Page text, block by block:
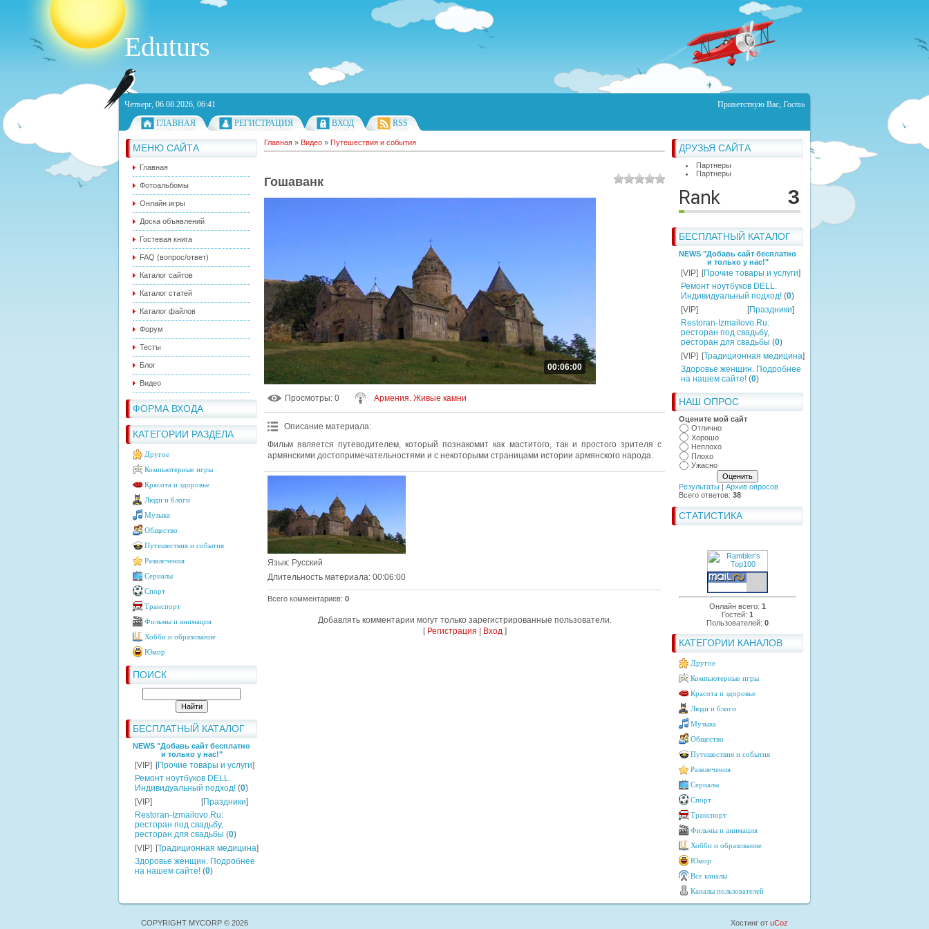
Eduturs
Четверг, 06.08.2026, 06:41 Приветствую Вас, Гость
ГЛАВНАЯ
РЕГИСТРАЦИЯ ВХОД RSS
МЕНЮ САЙТА
Главная
Фотоальбомы
Онлайн игры
Доска объявлений
Гостевая книга
FAQ (вопрос/ответ)
Каталог сайтов
Каталог статей
Каталог файлов
Форум
Тесты
Блог
Видео
ФОРМА ВХОДА
КАТЕГОРИИ РАЗДЕЛА
Другое
Компьютерные игры
Красота и здоровье
Люди и блоги
Музыка
Общество
Путешествия и события
Развлечения
Сериалы
Спорт
Транспорт
Фильмы и анимация
Хобби и образование
Юмор
ПОИСК
БЕСПЛАТНЫЙ КАТАЛОГ
NEWS "Добавь сайт бесплатно
и только у нас!"
[VIP] [Прочие товары и услуги]
Ремонт ноутбуков DELL.
Индивидуальный подход! (0)
[VIP]
[Праздники]
Restoran-Izmailovo.Ru:
ресторан под свадьбу,
ресторан для свадьбы (0)
[VIP] [Традиционная медицина]
Здоровье женщин. Подробнее
на нашем сайте! (0)
ДРУЗЬЯ САЙТА
Партнеры
Партнеры
БЕСПЛАТНЫЙ КАТАЛОГ
NEWS "Добавь сайт бесплатно
и только у нас!"
[VIP] [Прочие товары и услуги]
Ремонт ноутбуков DELL.
Индивидуальный подход! (0)
[VIP]
[Праздники]
Restoran-Izmailovo.Ru:
ресторан под свадьбу,
ресторан для свадьбы (0)
[VIP] [Традиционная медицина]
Здоровье женщин. Подробнее
на нашем сайте! (0)
НАШ ОПРОС
Оцените мой сайт
Отлично
Хорошо
Неплохо
Плохо
Ужасно
Результаты | Архив опросов
Всего ответов: 38
СТАТИСТИКА
Онлайн всего: 1
Гостей: 1
Пользователей: 0
КАТЕГОРИИ КАНАЛОВ
Другое
Компьютерные игры
Красота и здоровье
Люди и блоги
Музыка
Общество
Путешествия и события
Развлечения
Сериалы
Спорт
Транспорт
Фильмы и анимация
Хобби и образование
Юмор
Все каналы
Каналы пользователей
Главная » Видео » Путешествия и события
Гошаванк
00:06:00
Просмотры: 0 Армения. Живые камни
Описание материала:
Фильм является путеводителем, который познакомит как маститого, так и простого зрителя с
армянскими достопримечательностями и с некоторыми страницами истории армянского народа.
Язык: Русский
Длительность материала: 00:06:00
Всего комментариев: 0
Добавлять комментарии могут только зарегистрированные пользователи.
[ Регистрация | Вход ]
COPYRIGHT MYCORP © 2026 Хостинг от uCoz